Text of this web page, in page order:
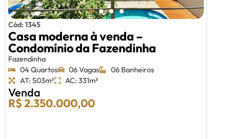
Cód: 1345
Casa moderna à venda –
Condomínio da Fazendinha
Fazendinha
04 Quartos
06 Vagas
06 Banheiros
AT: 503m²
AC: 331m²
Venda
R$ 2.350.000,00